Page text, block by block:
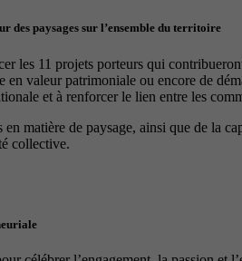
des paysages sur l’ensemble du territoire
les 11 projets porteurs qui
valeur patrimoniale ou encore de
et à renforcer le lien entre les
matière de paysage, ainsi que de la
collective.